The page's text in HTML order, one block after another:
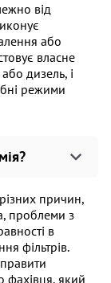
від
або
власне
дизель, і
режими
причин,
проблеми з
в
фільтрів.
фахівця, який